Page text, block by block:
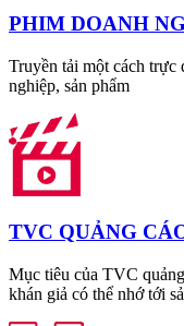
PHIM DOANH
Truyền tải một cách trực
nghiệp, sản phẩm
TVC QUẢNG
Mục tiêu của TVC
khán giả có thể nhớ tới